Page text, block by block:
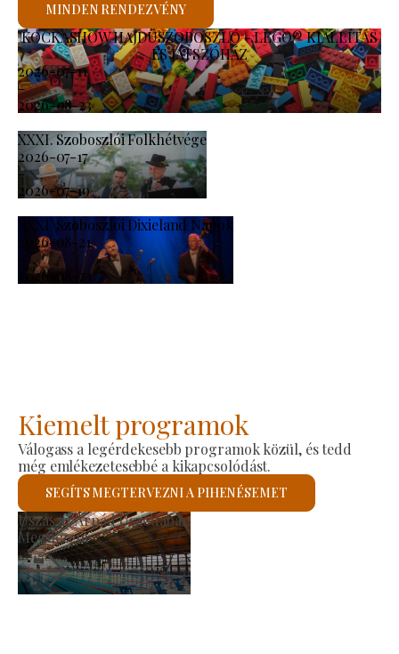
KOCKASHOW HAJDÚSZOBOSZLÓ - LEGO® KIÁLLÍTÁS
ÉS JÁTSZÓHÁZ
2026-07-11
-
2026-08-23
XXXI. Szoboszlói Folkhétvége
2026-07-17
-
2026-07-19
XXXI. Szoboszlói Dixieland Napok
2026-08-21
-
2026-08-23
MINDEN RENDEZVÉNY
Kiemelt programok
Válogass a legérdekesebb programok közül, és tedd
még emlékezetesebbé a kikapcsolódást.
SEGÍTS MEGTERVEZNI A PIHENÉSEMET